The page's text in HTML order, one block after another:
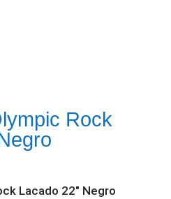
Rock
Lacado 22″ Negro